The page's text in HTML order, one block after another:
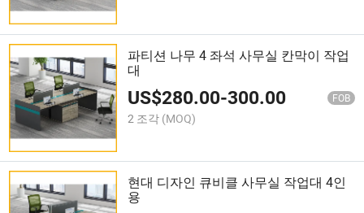
파티션 나무 4 좌석 사무실 칸막이 작업
대
US$280.00-300.00 FOB
2 조각 (MOQ)
현대 디자인 큐비클 사무실 작업대 4인
용